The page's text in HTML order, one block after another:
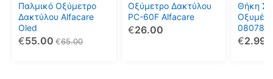
Παλμικό Οξύμετρο
Δακτύλου Alfacare
Oled
65.00
€
55.00
€
Οξύμετρο Δακτύλου
PC-60F Alfacare
26.00
€
Θήκη
2.99
€